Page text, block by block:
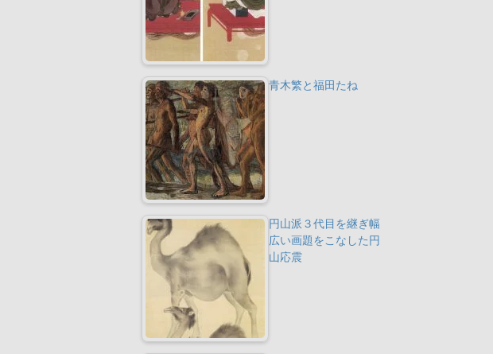
青木繁と福田たね
円山派３代目を継ぎ幅
広い画題をこなした円
山応震